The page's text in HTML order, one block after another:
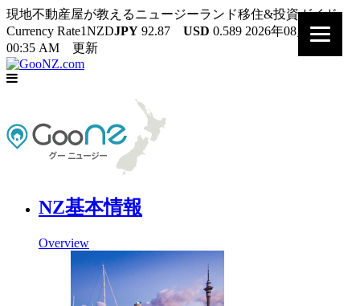
現地不動産屋が教えるニュージーランド移住&投資ガイド
Currency Rate1NZDJPY 92.87 USD 0.589 2026年08月08日
00:35 AM 更新
NZ基本情報
Overview